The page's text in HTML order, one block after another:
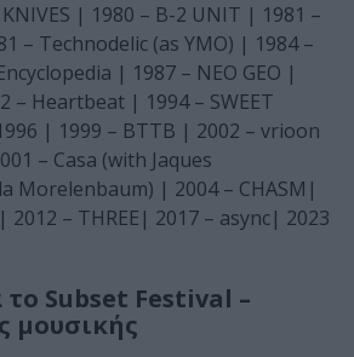
| 1980 – B-2 UNIT | 1981 –
– Technodelic (as YMO) | 1984 –
| 1987 – NEO GEO |
– Heartbeat | 1994 – SWEET
| 1999 – BTTB | 2002 – vrioon
– Casa (with Jaques
Morelenbaum) | 2004 – CHASM|
– THREE| 2017 – async| 2023
το Subset Festival –
μουσικής